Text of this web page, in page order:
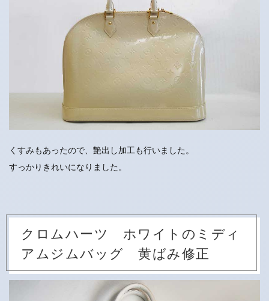
くすみもあったので、艶出し加工も行いました。
すっかりきれいになりました。
クロムハーツ ホワイトのミディ
アムジムバッグ 黄ばみ修正